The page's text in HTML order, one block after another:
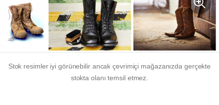
Stok resimler iyi görünebilir ancak çevrimiçi mağazanızda gerçekte
stokta olanı temsil etmez.